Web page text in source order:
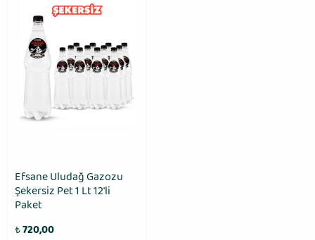
Efsane Uludağ Gazozu
Şekersiz Pet 1 Lt 12'li
Paket
₺720,00